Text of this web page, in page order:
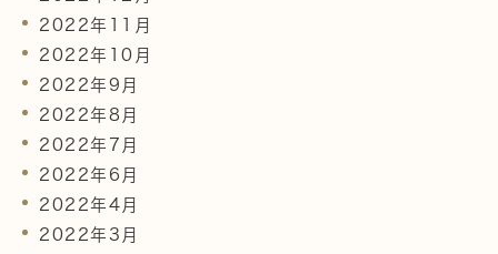
2022年11月
2022年10月
2022年9月
2022年8月
2022年7月
2022年6月
2022年4月
2022年3月